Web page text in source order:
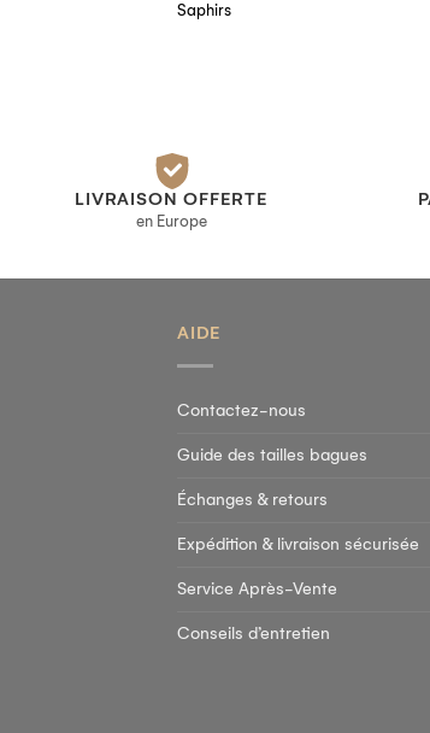
Saphirs
LIVRAISON OFFERTE
en Europe
AIDE
Contactez-nous
Guide des tailles bagues
Échanges & retours
Expédition & livraison sécurisée
Service Après-Vente
Conseils d’entretien